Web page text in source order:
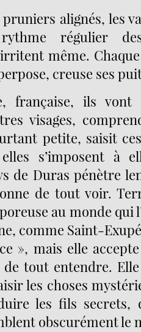
alignés, les
régulier
même.
creuse ses
française, ils vont
visages,
petite, saisit
s’imposent à
de Duras pénètre
de tout voir.
au monde qui
comme Saint-
», mais elle
tout entendre.
les choses
les fils secrets,
obscurément le